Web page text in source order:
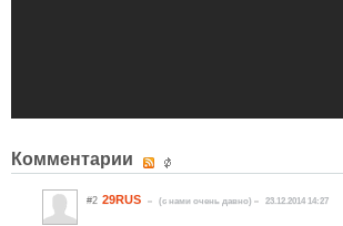
Комментарии
#2 29RUS (c нами очень давно) 23.12.2014 14:27